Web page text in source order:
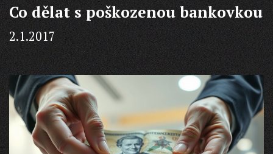
tím
pro
vás
Co dělat s poškozenou bankovkou
2.1.2017